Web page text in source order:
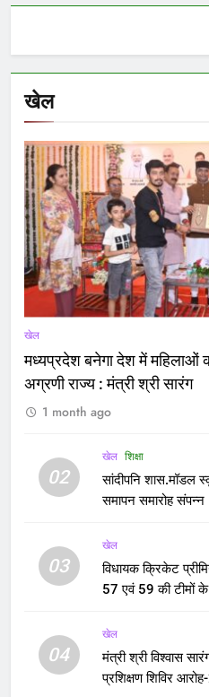
खेल
खेल
मध्यप्रदेश बनेगा देश में महिलाओं
अग्रणी राज्य : मंत्री श्री सारंग
1 month ago
02
खेल शिक्षा
सांदीपनि शास.मॉडल
समापन समारोह संपन्न
03
खेल
विधायक क्रिकेट
57 एवं 59 की टीमों
04
खेल
मंत्री श्री विश्वास
प्रशिक्षण शिविर